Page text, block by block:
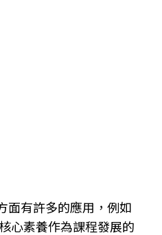
面有許多的應用，例如
心素養作為課程發展的